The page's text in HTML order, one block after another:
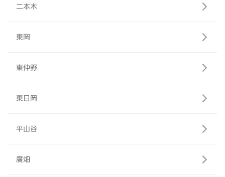
二本木
東岡
東仲野
東日岡
平山谷
廣畑